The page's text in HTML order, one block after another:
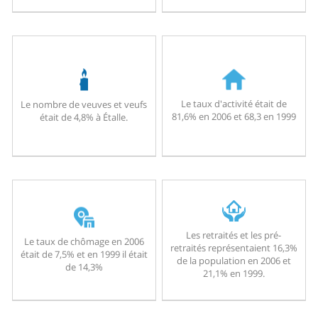
Le nombre de veuves et veufs
était de 4,8% à Étalle.
Le taux d'activité était de
81,6% en 2006 et 68,3 en 1999
Le taux de chômage en 2006
était de 7,5% et en 1999 il était
de 14,3%
Les retraités et les pré-
retraités représentaient 16,3%
de la population en 2006 et
21,1% en 1999.